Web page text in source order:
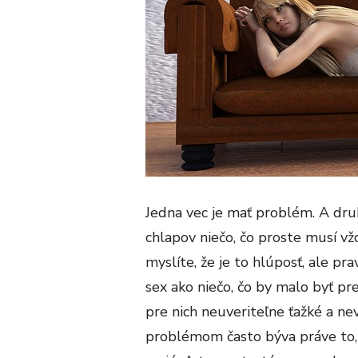
Jedna vec je mať problém. A
chlapov niečo, čo proste musí
myslíte, že je to hlúposť, ale
sex ako niečo, čo by malo byť
pre nich neuveriteľne ťažké a
problémom často býva práve